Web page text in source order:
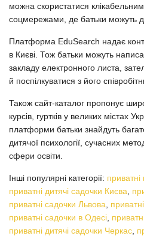
можна скористатися
соцмережами, де батьки можуть
Платформа EduSearch надає
в Києві. Тож батьки можуть
закладу електронного листа,
й поспілкуватися з його
Також сайт-каталог пропонує
курсів, гуртків у великих містах
платформи батьки знайдуть
дитячої психології, сучасних
сфери освіти.
Інші популярні категорії:
приватні дитячі садочки Києва
приватні садочки Львова
приватні садочки в Одесі
приватні дитячі садочки Черкас